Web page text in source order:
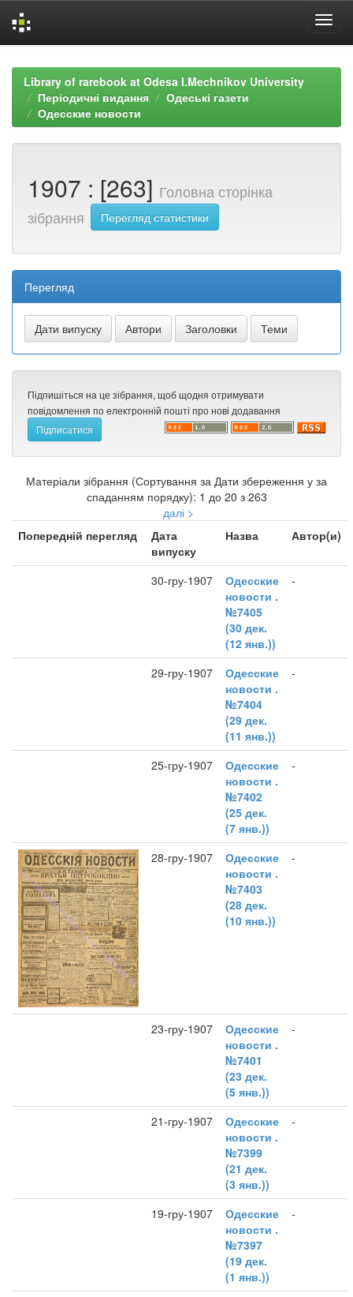
navigationLibrary of rarebook at Odesa I.Mechnikov University
Періодичні видання
Одеські газети
Одесские новости
1907 : [263] Головна сторінка
зібрання
Перегляд статистики
Перегляд
Підпишіться на це зібрання, щоб щодня отримувати
повідомлення по електронній пошті про нові додавання
Матеріали зібрання (Сортування за Дати збереження у за
спаданням порядку): 1 до 20 з 263
далі >
Попередній перегляд
Дата
випуску
Назва Автор(и)
30-гру-1907
Одесские
новости .
№7405
(30 дек.
(12 янв.))
-
29-гру-1907
Одесские
новости .
№7404
(29 дек.
(11 янв.))
-
25-гру-1907
Одесские
новости .
№7402
(25 дек.
(7 янв.))
-
28-гру-1907
Одесские
новости .
№7403
(28 дек.
(10 янв.))
-
23-гру-1907
Одесские
новости .
№7401
(23 дек.
(5 янв.))
-
21-гру-1907
Одесские
новости .
№7399
(21 дек.
(3 янв.))
-
19-гру-1907
Одесские
новости .
№7397
(19 дек.
(1 янв.))
-